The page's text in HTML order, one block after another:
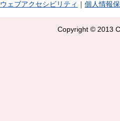
ウェブアクセシビリティ 個人情報
Copyright © 2013